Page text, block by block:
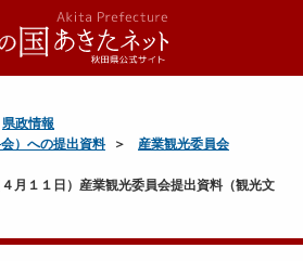
県政情報
）への提出資料
産業観光委員会
月１１日）産業観光委員会提出資料（観光文